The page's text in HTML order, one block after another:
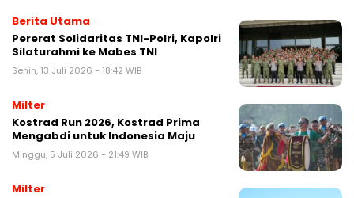
Berita Utama
Pererat Solidaritas TNI-Polri, Kapolri
Silaturahmi ke Mabes TNI
Senin, 13 Juli 2026 - 18:42 WIB
Milter
Kostrad Run 2026, Kostrad Prima
Mengabdi untuk Indonesia Maju
Minggu, 5 Juli 2026 - 21:49 WIB
Milter